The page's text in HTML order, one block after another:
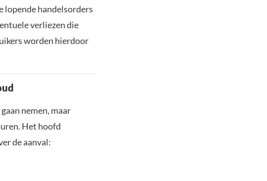
lopende handelsorders
verliezen die
worden hierdoor
nemen, maar
Het hoofd
de aanval: